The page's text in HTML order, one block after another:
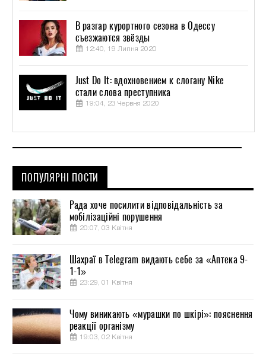
В разгар курортного сезона в Одессу
съезжаются звёзды
12:40, 19 Липня 2020
Just Do It: вдохновением к слогану Nike
стали слова преступника
19:04, 23 Червня 2020
ПОПУЛЯРНІ ПОСТИ
Рада хоче посилити відповідальність за
мобілізаційні порушення
20:07, 03 Квітня
Шахраї в Telegram видають себе за «Аптека 9-
1-1»
23:29, 01 Квітня
Чому виникають «мурашки по шкірі»: пояснення
реакції організму
19:03, 02 Квітня